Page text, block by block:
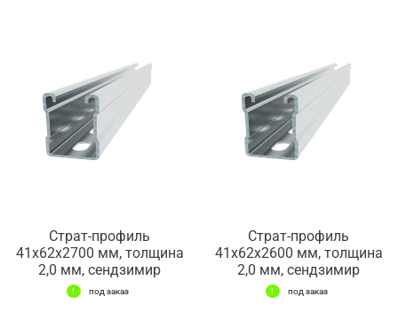
Страт-профиль
41х62х2700 мм, толщина
2,0 мм, сендзимир
под заказ
Страт-профиль
41х62х2600 мм, толщина
2,0 мм, сендзимир
под заказ